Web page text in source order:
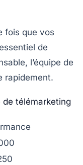
fois que vos
de
l’équipe de
rapidement.
de télémarketing